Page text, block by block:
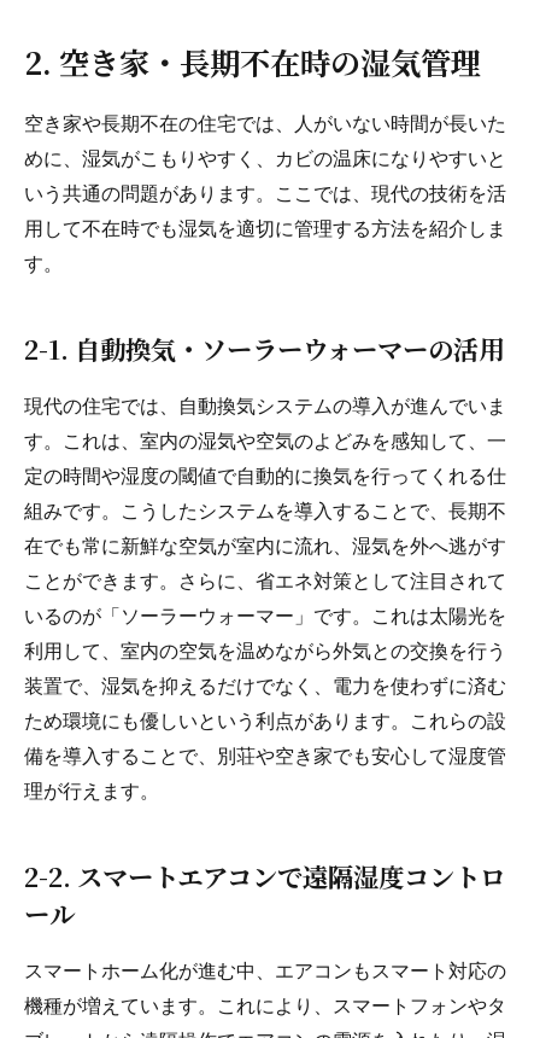
2. 空き家・長期不在時の湿気管理
空き家や長期不在の住宅では、人がいない時間が長いた
めに、湿気がこもりやすく、カビの温床になりやすいと
いう共通の問題があります。ここでは、現代の技術を活
用して不在時でも湿気を適切に管理する方法を紹介しま
す。
2-1. 自動換気・ソーラーウォーマーの活用
現代の住宅では、自動換気システムの導入が進んでいま
す。これは、室内の湿気や空気のよどみを感知して、一
定の時間や湿度の閾値で自動的に換気を行ってくれる仕
組みです。こうしたシステムを導入することで、長期不
在でも常に新鮮な空気が室内に流れ、湿気を外へ逃がす
ことができます。さらに、省エネ対策として注目されて
いるのが「ソーラーウォーマー」です。これは太陽光を
利用して、室内の空気を温めながら外気との交換を行う
装置で、湿気を抑えるだけでなく、電力を使わずに済む
ため環境にも優しいという利点があります。これらの設
備を導入することで、別荘や空き家でも安心して湿度管
理が行えます。
2-2. スマートエアコンで遠隔湿度コントロ
ール
スマートホーム化が進む中、エアコンもスマート対応の
機種が増えています。これにより、スマートフォンやタ